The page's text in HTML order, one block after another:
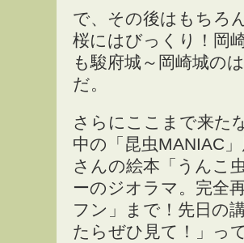
で、その後はもちろ
桜にはびっくり！岡
も駿府城～岡崎城の
だ。
さらにここまで来た
中の「昆虫MANIAC
さんの絵本「うんこ
ーのジオラマ。完全
フン」まで！先日の
たらぜひ見て！」っ